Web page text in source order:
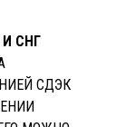
СНГ
СДЭК